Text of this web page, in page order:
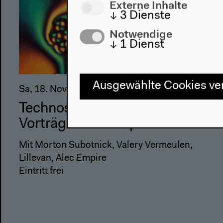
Sa, 18. Nov ab 15h
Technosphärenklänge #4:
Vorträge und Gespräch
Mit Morton Subotnick, Valery Vermeulen,
Lillevan, Alec Empire
Eintritt frei
Externe Inhalte
↓ 3 Dienste
Notwendige
↓ 1 Dienst
Ausgewählte Cookies